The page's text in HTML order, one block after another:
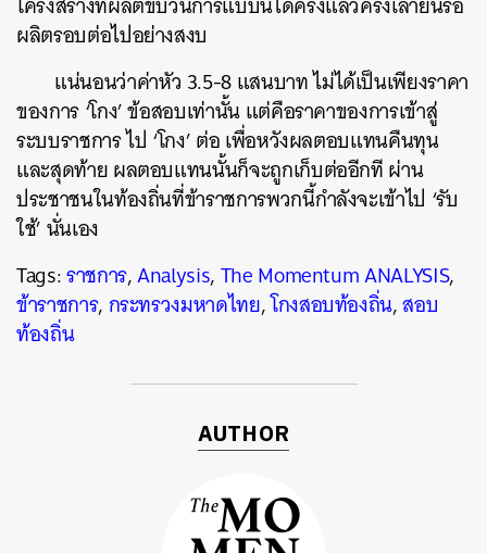
ผลิตรอบต่อไปอย่างสงบ
แน่นอนว่าค่าหัว 3.5-8 แสนบาท ไม่ได้เป็นเพียงราคา
ของการ ‘โกง’ ข้อสอบเท่านั้น แต่คือราคาของการเข้าสู่
ระบบราชการ ไป ‘โกง’ ต่อ เพื่อหวังผลตอบแทนคืนทุน
และสุดท้าย ผลตอบแทนนั้นก็จะถูกเก็บต่ออีกที ผ่าน
ประชาชนในท้องถิ่นที่ข้าราชการพวกนี้กำลังจะเข้าไป ‘รับ
ใช้’ นั่นเอง
Tags:ราชการ,Analysis,The Momentum ANALYSIS,
ข้าราชการ,กระทรวงมหาดไทย,โกงสอบท้องถิ่น,สอบ
ท้องถิ่น
AUTHOR